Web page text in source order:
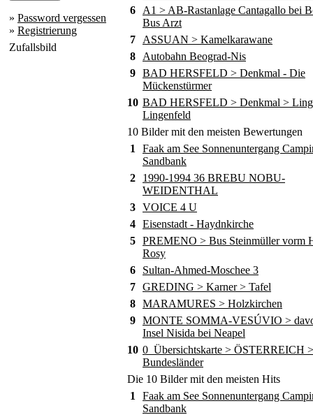
» Password vergessen
» Registrierung
Zufallsbild
6
A1 > AB-Rastanlage Cantagallo bei
Bus Arzt
7
ASSUAN > Kamelkarawane
8
Autobahn Beograd-Nis
9 BAD HERSFELD > Denkmal - Die
Mückenstürmer
10 BAD HERSFELD > Denkmal >
Lingenfeld
10 Bilder mit den meisten Bewertungen
1
Faak am See Sonnenuntergang
Sandbank
2
1990-1994 36 BREBU NOBU-
WEIDENTHAL
3 VOICE 4 U
4 Eisenstadt - Haydnkirche
5 PREMENO > Bus Steinmüller vorm
Rosy
6
Sultan-Ahmed-Moschee 3
7 GREDING > Karner > Tafel
8 MARAMURES > Holzkirchen
9 MONTE SOMMA-VESÚVIO >
Insel Nisida bei Neapel
10 0_Übersichtskarte > ÖSTERREICH >
Bundesländer
Die 10 Bilder mit den meisten Hits
1
Faak am See Sonnenuntergang
Sandbank